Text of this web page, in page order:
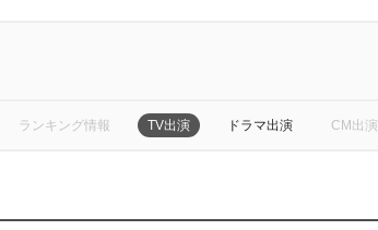
ランキング情報 TV出演 ドラマ出演 CM出演